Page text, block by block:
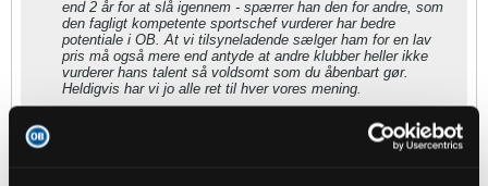
end 2 år for at slå igennem - spærrer han den for andre, som
den fagligt kompetente sportschef vurderer har bedre
potentiale i OB. At vi tilsyneladende sælger ham for en lav
pris må også mere end antyde at andre klubber heller ikke
vurderer hans talent så voldsomt som du åbenbart gør.
Heldigvis har vi jo alle ret til hver vores mening.
Jeg er på ingen måde uenig i det du skriver og 2 år uden for alvor at
markere sig mere end tilfældet er, er bare lang tid. Jeg kan dog huske